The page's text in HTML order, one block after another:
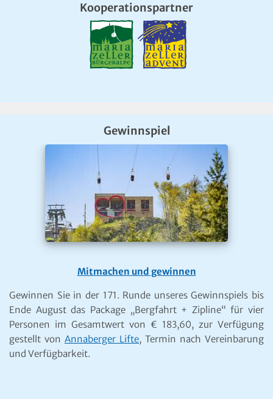
Kooperationspartner
Gewinnspiel
Mitmachen und gewinnen
Gewinnen Sie in der 171. Runde unseres Gewinnspiels bis
Ende August das Package „Bergfahrt + Zipline“ für vier
Personen im Gesamtwert von € 183,60, zur Verfügung
gestellt von Annaberger Lifte, Termin nach Vereinbarung
und Verfügbarkeit.